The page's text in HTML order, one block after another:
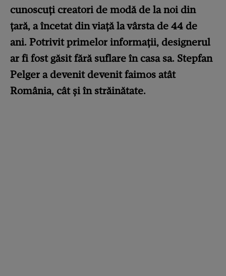
cunoscuți creatori de modă de la noi din
țară, a încetat din viață la vârsta de 44 de
ani. Potrivit primelor informații, designerul
ar fi fost găsit fără suflare în casa sa. Stepfan
Pelger a devenit devenit faimos atât
România, cât și în străinătate.